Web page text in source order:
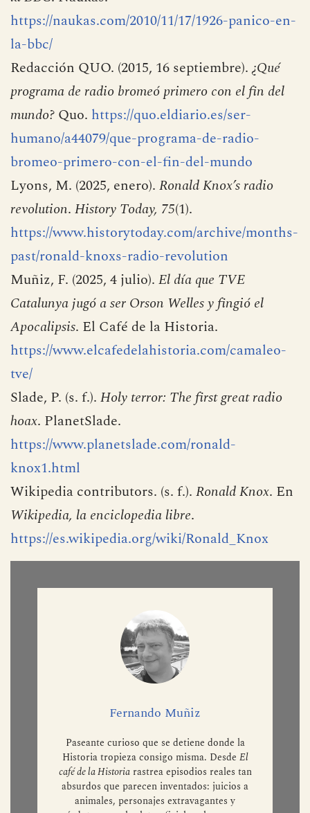
https://naukas.com/2010/11/17/1926-panico-en-
la-bbc/
Redacción QUO. (2015, 16 septiembre). ¿Qué
programa de radio bromeó primero con el fin del
mundo? Quo. https://quo.eldiario.es/ser-
humano/a44079/que-programa-de-radio-
bromeo-primero-con-el-fin-del-mundo
Lyons, M. (2025, enero). Ronald Knox’s radio
revolution. History Today, 75(1).
https://www.historytoday.com/archive/months-
past/ronald-knoxs-radio-revolution
Muñiz, F. (2025, 4 julio). El día que TVE
Catalunya jugó a ser Orson Welles y fingió el
Apocalipsis. El Café de la Historia.
https://www.elcafedelahistoria.com/camaleo-
tve/
Slade, P. (s. f.). Holy terror: The first great radio
hoax. PlanetSlade.
https://www.planetslade.com/ronald-
knox1.html
Wikipedia contributors. (s. f.). Ronald Knox. En
Wikipedia, la enciclopedia libre.
https://es.wikipedia.org/wiki/Ronald_Knox
Fernando Muñiz
Paseante curioso que se detiene donde la
Historia tropieza consigo misma. Desde El
café de la Historiarastrea episodios reales tan
absurdos que parecen inventados: juicios a
animales, personajes extravagantes y